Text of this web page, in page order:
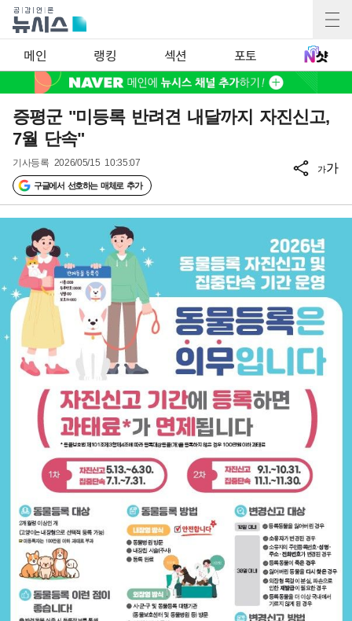
메인 랭킹 섹션 포토
증평군 "미등록 반려견 내달까지 자진신고,
7월 단속"
기사등록 2026/05/15 10:35:07
구글에서 선호하는 매체로 추가
가가